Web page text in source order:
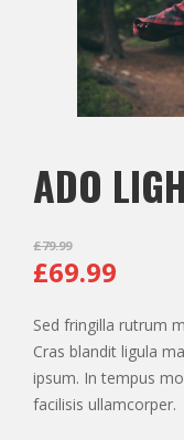
ADO
£79.99
£69.99
Sed fringilla rutrum
Cras blandit ligula
ipsum. In tempus
facilisis ullamcorper.